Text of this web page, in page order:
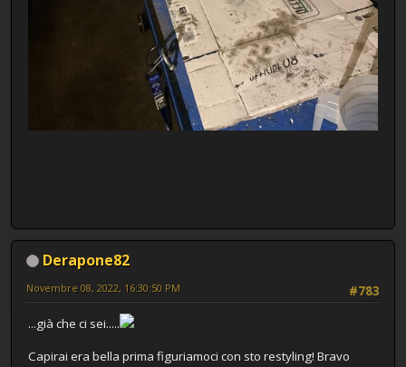
Derapone82
#783
Novembre 08, 2022, 16:30:50 PM
...già che ci sei.....
Capirai era bella prima figuriamoci con sto restyling! Bravo